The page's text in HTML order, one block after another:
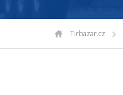
Tirbazar.cz